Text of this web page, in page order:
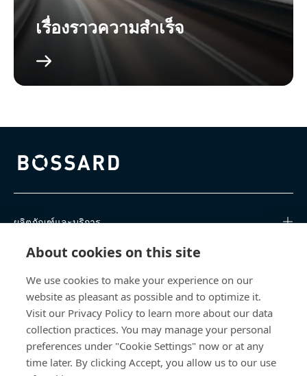
About cookies on this site
We use cookies to make your experience on our
website as pleasant as possible and to optimize it.
Visit our Privacy Policy to learn more about our data
collection practices. You may manage your personal
preferences under "Cookie Settings" now or at any
time later. By clicking Accept, you allow us to our use
เรื่องราวความสำเร็จ
Bossard homepage
ผลิตภัณฑ์และบริการ
ศูนย์การเรียนรู้
การเข้าถึงโดยตรง
เกี่ยวกับเรา
Bossard (Thailand) Limited